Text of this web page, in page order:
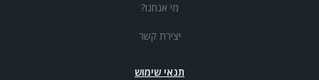
מי אנחנו?
יצירת קשר
תנאי שימוש